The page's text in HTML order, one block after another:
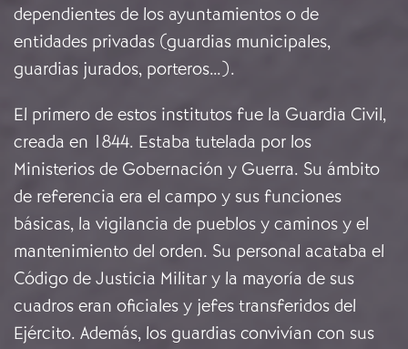
dependientes de los ayuntamientos o de
entidades privadas (guardias municipales,
guardias jurados, porteros…).
El primero de estos institutos fue la Guardia Civil,
creada en 1844. Estaba tutelada por los
Ministerios de Gobernación y Guerra. Su ámbito
de referencia era el campo y sus funciones
básicas, la vigilancia de pueblos y caminos y el
mantenimiento del orden. Su personal acataba el
Código de Justicia Militar y la mayoría de sus
cuadros eran oficiales y jefes transferidos del
Ejército. Además, los guardias convivían con sus